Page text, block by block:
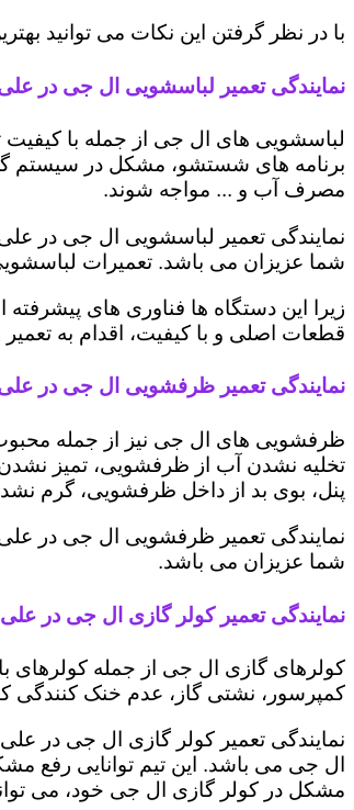
با در نظر گرفتن این نکات می توانید
نمایندگی تعمیر لباسشویی ال جی در علی
لباسشویی های ال جی از جمله با کیفیت
برنامه های شستشو، مشکل در سیستم
مصرف آب و ... مواجه شوند.
نمایندگی تعمیر لباسشویی ال جی در
شما عزیزان می باشد. تعمیرات
زیرا این دستگاه ها فناوری های
قطعات اصلی و با کیفیت، اقدام به
نمایندگی تعمیر ظرفشویی ال جی در علی
ظرفشویی های ال جی نیز از جمله
تخلیه نشدن آب از ظرفشویی، تمیز
پنل، بوی بد از داخل ظرفشویی، گرم
نمایندگی تعمیر ظرفشویی ال جی در
شما عزیزان می باشد.
نمایندگی تعمیر کولر گازی ال جی در علی
کولرهای گازی ال جی از جمله کولرهای
کمپرسور، نشتی گاز، عدم خنک کنندگی
نمایندگی تعمیر کولر گازی ال جی در
ال جی می باشد. این تیم توانایی رفع
مشکل در کولر گازی ال جی خود، می